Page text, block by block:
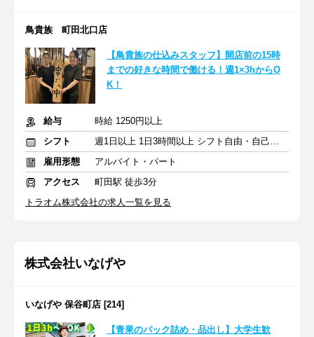
鳥貴族 町田北口店
【鳥貴族の仕込みスタッフ】開店前の15時
までの好きな時間で働ける！週1×3hからO
K！
給与
時給 1250円以上
シフト
週1日以上 1日3時間以上 シフト自由・自己申告
雇用形態
アルバイト・パート
アクセス
町田駅 徒歩3分
トラオム株式会社の求人一覧を見る
株式会社いなげや
いなげや 保谷町店 [214]
【青果のパック詰め・品出し】大学生歓